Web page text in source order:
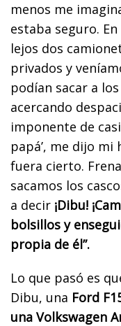
menos me
estaba seguro.
lejos dos
privados y
podían sacar a
acercando
imponente de
papá’, me dijo mi
fuera cierto.
sacamos los
a decir ¡Dibu!
bolsillos y
propia de él”.
Lo que pasó es
Dibu, una Ford
una Volkswagen